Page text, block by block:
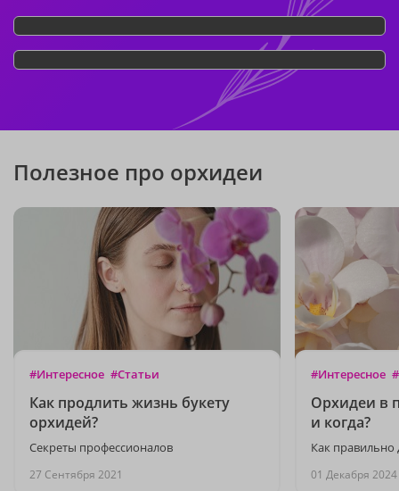
Полезное про орхидеи
#Интересное #Статьи
Как продлить жизнь букету
орхидей?
Секреты профессионалов
27 Сентября 2021
#Интересное
Орхидеи в
и когда?
Как правильно
01 Декабря 2024